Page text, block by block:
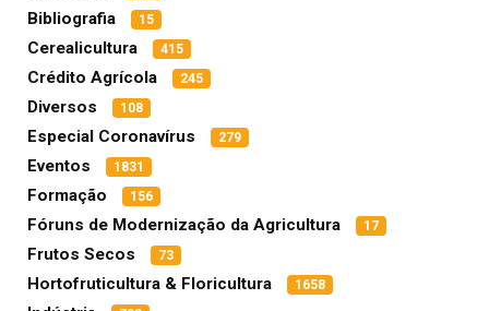
Bibliografia 15
Cerealicultura 415
Crédito Agrícola 245
Diversos 108
Especial Coronavírus 279
Eventos 1831
Formação 156
Fóruns de Modernização da Agricultura 17
Frutos Secos 73
Hortofruticultura & Floricultura 1658